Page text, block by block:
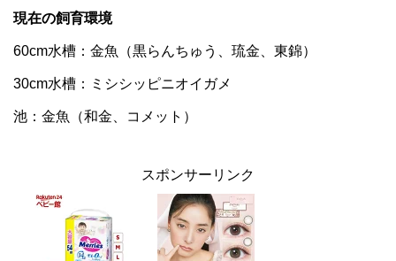
現在の飼育環境
60cm水槽：金魚（黒らんちゅう、琉金、東錦）
30cm水槽：ミシシッピニオイガメ
池：金魚（和金、コメット）
スポンサーリンク